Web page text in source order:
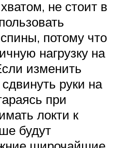
не стоит в
потому что
нагрузку на
изменить
руки на
при
локти к
будут